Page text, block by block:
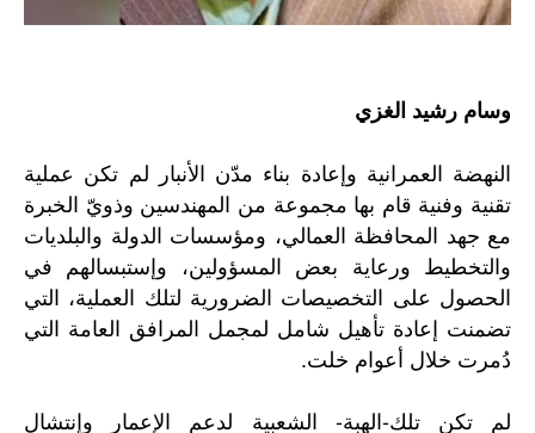
وسام رشيد الغزي
النهضة العمرانية وإعادة بناء مدّن الأنبار لم تكن عملية
تقنية وفنية قام بها مجموعة من المهندسين وذويّ الخبرة
مع جهد المحافظة العمالي، ومؤسسات الدولة والبلديات
والتخطيط ورعاية بعض المسؤولين، وإستبسالهم في
الحصول على التخصيصات الضرورية لتلك العملية، التي
تضمنت إعادة تأهيل شامل لمجمل المرافق العامة التي
دُمرت خلال أعوام خلت.
لم تكن تلك-الهبة- الشعبية لدعم الإعمار وإنتشال